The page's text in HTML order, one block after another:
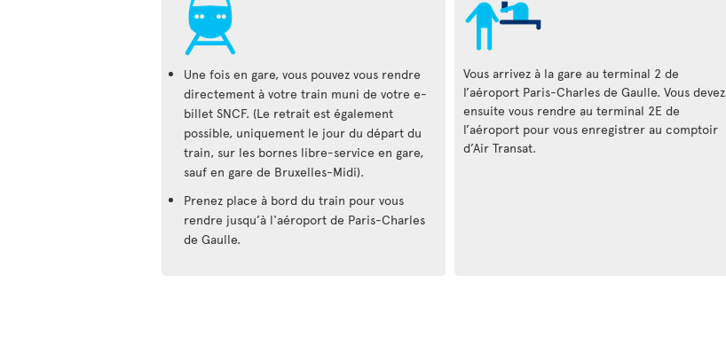
Une fois en gare, vous pouvez vous rendre
directement à votre train muni de votre e-
billet SNCF. (Le retrait est également
possible, uniquement le jour du départ du
train, sur les bornes libre-service en gare,
sauf en gare de Bruxelles-Midi).
Prenez place à bord du train pour vous
rendre jusqu’à l'aéroport de Paris-Charles
de Gaulle.
Vous arrivez à la gare au terminal 2 de
l’aéroport Paris-Charles de Gaulle. Vous devez
ensuite vous rendre au terminal 2E de
l’aéroport pour vous enregistrer au comptoir
d’Air Transat.